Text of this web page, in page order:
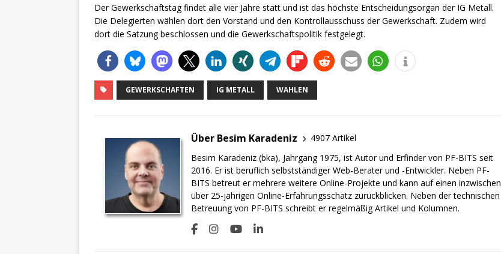
Der Gewerkschaftstag findet alle vier Jahre statt und ist das höchste Entscheidungsorgan der IG Metall.
Die Delegierten wählen dort den Vorstand und den Kontrollausschuss der Gewerkschaft. Zudem wird
dort die Satzung beschlossen und die Gewerkschaftspolitik festgelegt.
GEWERKSCHAFTEN IG METALL WAHLEN
Über Besim Karadeniz
4907 Artikel
Besim Karadeniz (bka), Jahrgang 1975, ist Autor und Erfinder von PF-BITS seit
2016. Er ist beruflich selbstständiger Web-Berater und -Entwickler. Neben PF-
BITS betreut er mehrere weitere Online-Projekte und kann auf einen inzwischen
über 25-jährigen Online-Erfahrungsschatz zurückblicken. Neben der technischen
Betreuung von PF-BITS schreibt er regelmäßig Artikel und Kolumnen.